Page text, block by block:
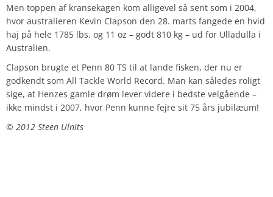
Men toppen af kransekagen kom alligevel så sent som i 2004,
hvor australieren Kevin Clapson den 28. marts fangede en hvid
haj på hele 1785 lbs. og 11 oz – godt 810 kg – ud for Ulladulla i
Australien.
Clapson brugte et Penn 80 TS til at lande fisken, der nu er
godkendt som All Tackle World Record. Man kan således roligt
sige, at Henzes gamle drøm lever videre i bedste velgående –
ikke mindst i 2007, hvor Penn kunne fejre sit 75 års jubilæum!
© 2012 Steen Ulnits